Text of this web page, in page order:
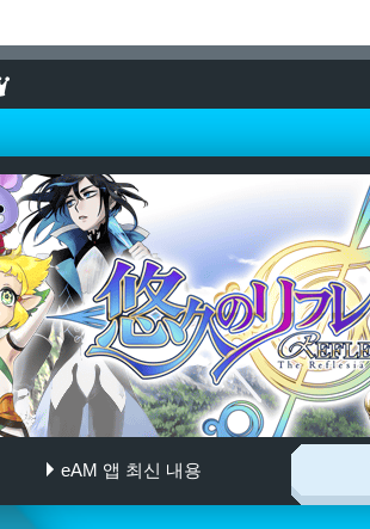
リフレシアeAM 앱 최신 내용